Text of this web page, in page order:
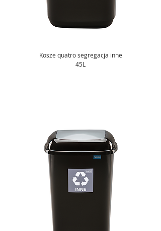
Kosze quatro segregacja inne
45L